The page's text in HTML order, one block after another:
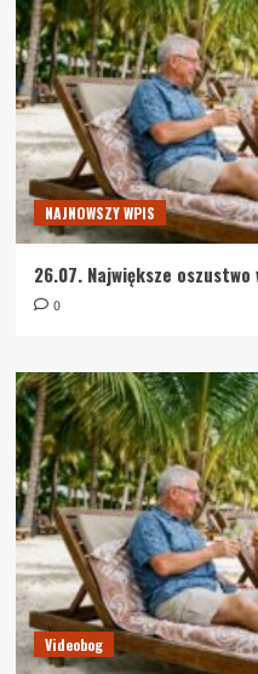
NAJNOWSZY WPIS
26.07. Największe
0
Videobog